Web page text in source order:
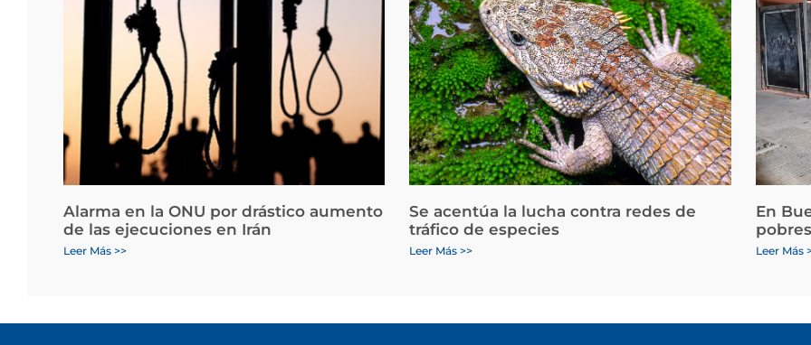
Alarma en la ONU por drástico aumento
de las ejecuciones en Irán
Leer Más >>
Se acentúa la lucha contra redes de
tráfico de especies
Leer Más >>
En
Leer Más